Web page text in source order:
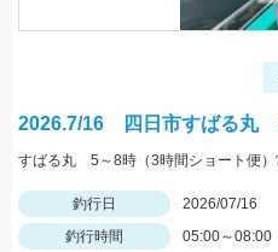
2026.7/16 四日市すばる丸
釣行日
2026/07/16
釣行時間
05:00～08:00